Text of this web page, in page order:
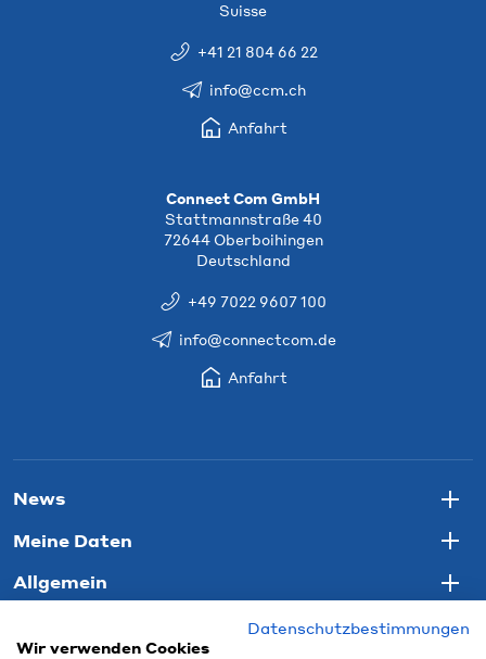
Suisse
+41 21 804 66 22
info@ccm.ch
Anfahrt
Connect Com GmbH
Stattmannstraße 40
72644 Oberboihingen
Deutschland
+49 7022 9607 100
info@connectcom.de
Anfahrt
News
Meine Daten
Allgemein
Datenschutzbestimmungen
Wir verwenden Cookies